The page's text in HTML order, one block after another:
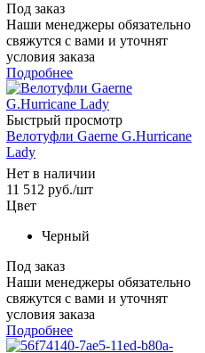
Под заказ
Наши менеджеры обязательно
свяжутся с вами и уточнят
условия заказа
Подробнее
Быстрый просмотр
Велотуфли Gaerne G.Hurricane
Lady
Нет в наличии
11 512 руб./шт
Цвет
Черный
Под заказ
Наши менеджеры обязательно
свяжутся с вами и уточнят
условия заказа
Подробнее